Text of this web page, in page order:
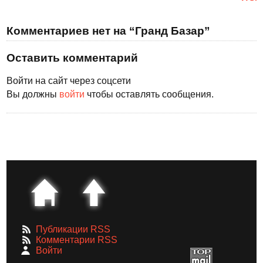
Комментариев нет на “Гранд Базар”
Оставить комментарий
Войти на сайт через соцсети
Вы должны войти чтобы оставлять сообщения.
Публикации RSS
Комментарии RSS
Войти